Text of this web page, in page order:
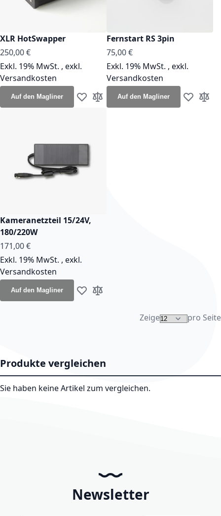
XLR HotSwapper
250,00 €
Exkl. 19% MwSt. , exkl.
Versandkosten
Auf den Magliner Zur Wunschliste hinzufügen
Zur Vergleichsliste hinzufügen
Fernstart RS 3pin
75,00 €
Exkl. 19% MwSt. , exkl.
Versandkosten
Auf den Magliner Zur Zur
Kameranetzteil 15/24V,
180/220W
171,00 €
Exkl. 19% MwSt. , exkl.
Versandkosten
Auf den Magliner Zur Wunschliste hinzufügen
Zur Vergleichsliste hinzufügen
Zeige pro Seite
Produkte vergleichen
Sie haben keine Artikel zum vergleichen.
Newsletter